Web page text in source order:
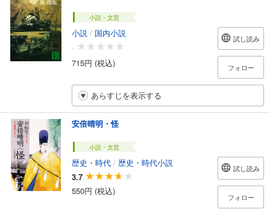
小説・文芸
小説 / 国内小説
-
715円 (税込)
試し読み
フォロー
あらすじを表示する
安倍晴明・怪
小説・文芸
歴史・時代 / 歴史・時代小説
3.7
550円 (税込)
試し読み
フォロー